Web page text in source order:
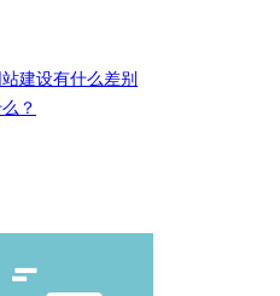
建设有什么差别
？